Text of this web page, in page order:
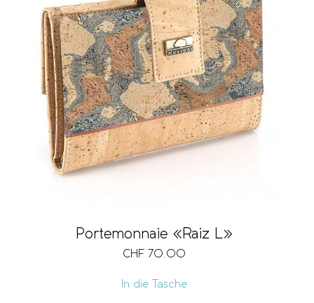
Portemonnaie «Raiz L»
CHF 70.00
In die Tasche